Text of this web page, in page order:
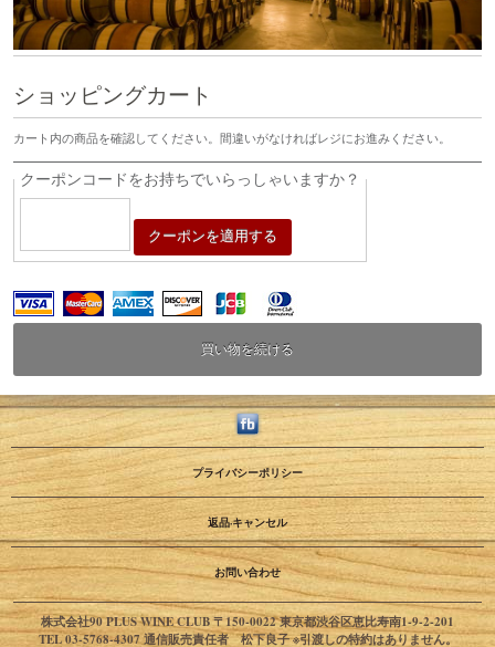
ショッピングカート
カート内の商品を確認してください。間違いがなければレジにお進みください。
クーポンコードをお持ちでいらっしゃいますか？
クーポンを適用する
買い物を続ける
プライバシーポリシー
返品·キャンセル
お問い合わせ
株式会社90 PLUS WINE CLUB 〒150-0022 東京都渋谷区恵比寿南1-9-2-201
TEL 03-5768-4307 通信販売責任者 松下良子 ※引渡しの特約はありません。